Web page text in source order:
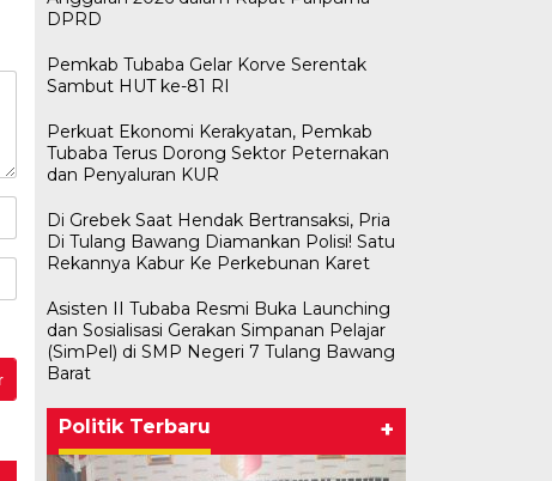
DPRD
Pemkab Tubaba Gelar Korve Serentak
Sambut HUT ke-81 RI
Perkuat Ekonomi Kerakyatan, Pemkab
Tubaba Terus Dorong Sektor Peternakan
dan Penyaluran KUR
Di Grebek Saat Hendak Bertransaksi, Pria
Di Tulang Bawang Diamankan Polisi! Satu
Rekannya Kabur Ke Perkebunan Karet
Asisten II Tubaba Resmi Buka Launching
dan Sosialisasi Gerakan Simpanan Pelajar
(SimPel) di SMP Negeri 7 Tulang Bawang
Barat
Politik Terbaru +